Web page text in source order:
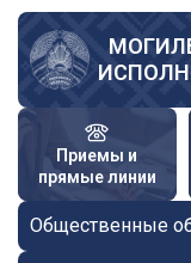
Перейти
основному
содержанию
Приемы и
прямые линии
Общественные